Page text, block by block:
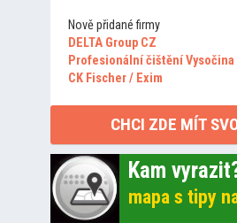
Nově přidané firmy
DELTA Group CZ
Profesionální čištění Vysočina
CK Fischer / Exim
CHCI ZDE MÍT
Kam
mapa s tipy